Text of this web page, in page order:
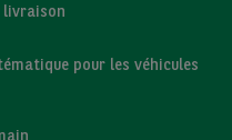
livraison
pour les véhicules